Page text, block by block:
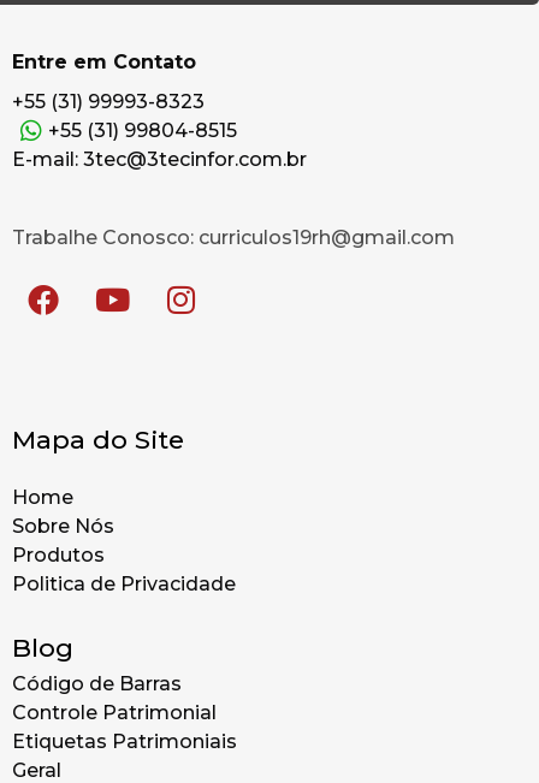
Entre em Contato
+55 (31) 99993-8323
+55 (31) 99804-8515
E-mail: 3tec@3tecinfor.com.br
Trabalhe Conosco: curriculos19rh@gmail.com
Mapa do Site
Home
Sobre Nós
Produtos
Politica de Privacidade
Blog
Código de Barras
Controle Patrimonial
Etiquetas Patrimoniais
Geral